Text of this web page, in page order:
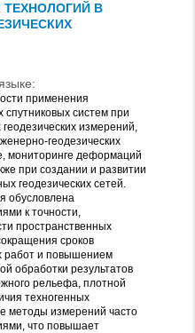
В
применения
спутниковых систем при
измерений,
геодезических
мониторинге деформаций
при создании и развитии
геодезических сетей.
обусловлена
к точности,
пространственных
сроков
работ и повышением
обработки результатов
рельефа, плотной
техногенных
методы измерений часто
что повышает